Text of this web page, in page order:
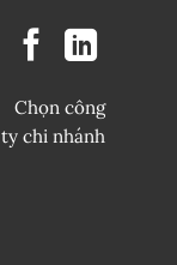
Chọn công
ty chi nhánh